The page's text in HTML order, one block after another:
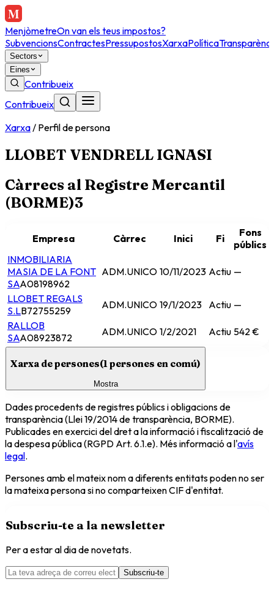
MenjòmetreOn van els teus impostos?
SubvencionsContractesPressupostosXarxaPolítica
Sectors
Eines
Contribueix
Contribueix
Xarxa/ Perfil de persona
LLOBET VENDRELL IGNASI
Càrrecs al Registre Mercantil
(BORME)3
Empresa Càrrec Inici Fi
Fons
públics
INMOBILIARIA
MASIA DE LA FONT
SAA08198962
ADM.UNICO 10/11/2023 Actiu —
LLOBET REGALS
S.LB72755259 ADM.UNICO 19/1/2023 Actiu —
RALLOB
SAA08923872 ADM.UNICO 1/2/2021 Actiu 542 €
Xarxa de persones(1persones en comú)
Mostra
Dades procedents de registres públics i obligacions de
transparència (Llei 19/2014 de transparència, BORME).
Publicades en exercici del dret a la informació i fiscalització de
la despesa pública (RGPD Art. 6.1.e). Més informació a l'avís
legal.
Persones amb el mateix nom a diferents entitats poden no ser
la mateixa persona si no comparteixen CIF d'entitat.
Subscriu-te a la newsletter
Per a estar al dia de novetats.
Subscriu-te